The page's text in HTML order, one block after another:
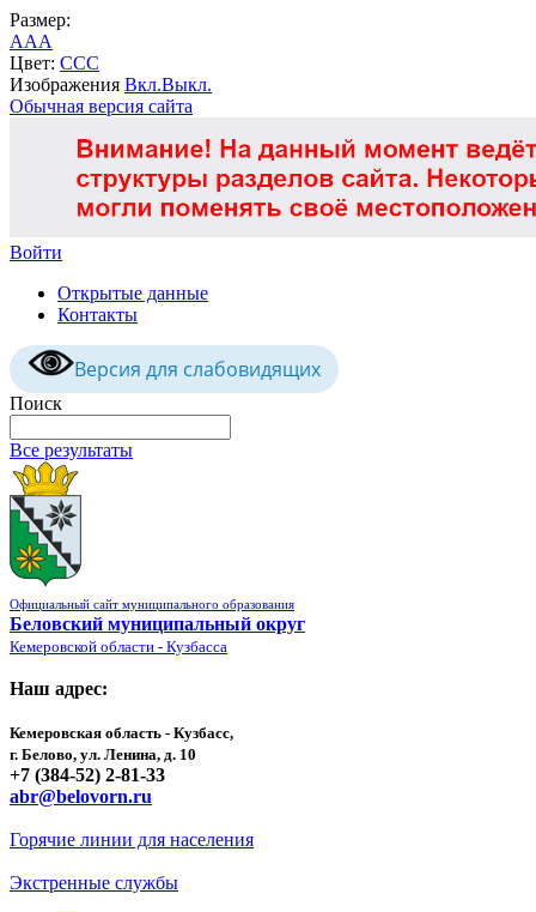
Размер:
AAA
Цвет: CCC
Изображения Вкл.Выкл.
Обычная версия сайта
Войти
Открытые данные
Контакты
Версия для слабовидящих
Поиск
Все результаты
Официальный сайт муниципального образования
Беловский муниципальный округ
Кемеровской области - Кузбасса
Наш адрес:
Кемеровская область - Кузбасс,
г. Белово, ул. Ленина, д. 10
+7 (384-52) 2-81-33
abr@belovorn.ru
Горячие линии для населения
Экстренные службы